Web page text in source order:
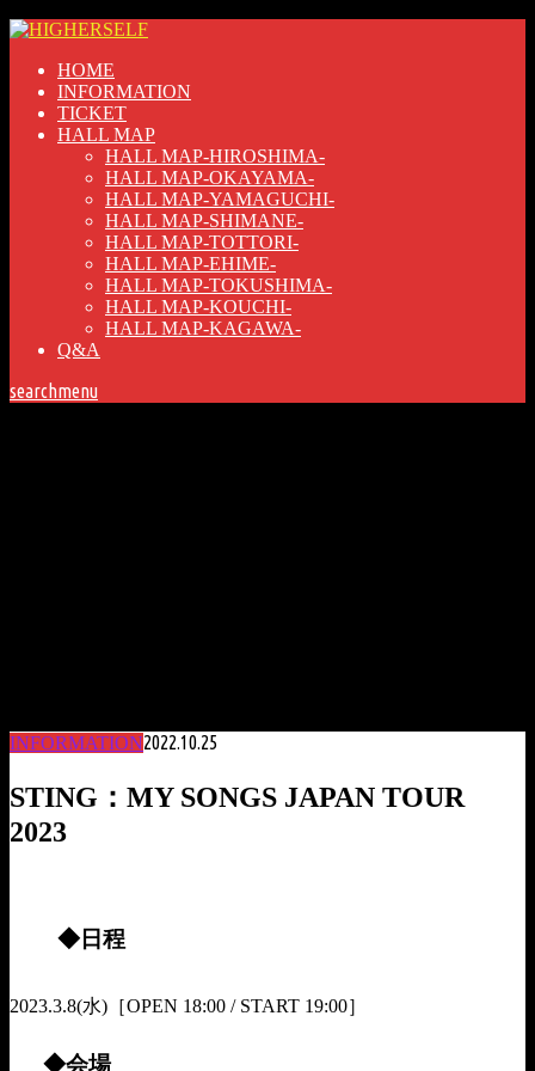
HOME
INFORMATION
TICKET
HALL MAP
HALL MAP-HIROSHIMA-
HALL MAP-OKAYAMA-
HALL MAP-YAMAGUCHI-
HALL MAP-SHIMANE-
HALL MAP-TOTTORI-
HALL MAP-EHIME-
HALL MAP-TOKUSHIMA-
HALL MAP-KOUCHI-
HALL MAP-KAGAWA-
Q&A
searchmenu
INFORMATION2022.10.25
STING：MY SONGS JAPAN TOUR
2023
◆日程
2023.3.8(水)［OPEN 18:00 / START 19:00］
◆会場